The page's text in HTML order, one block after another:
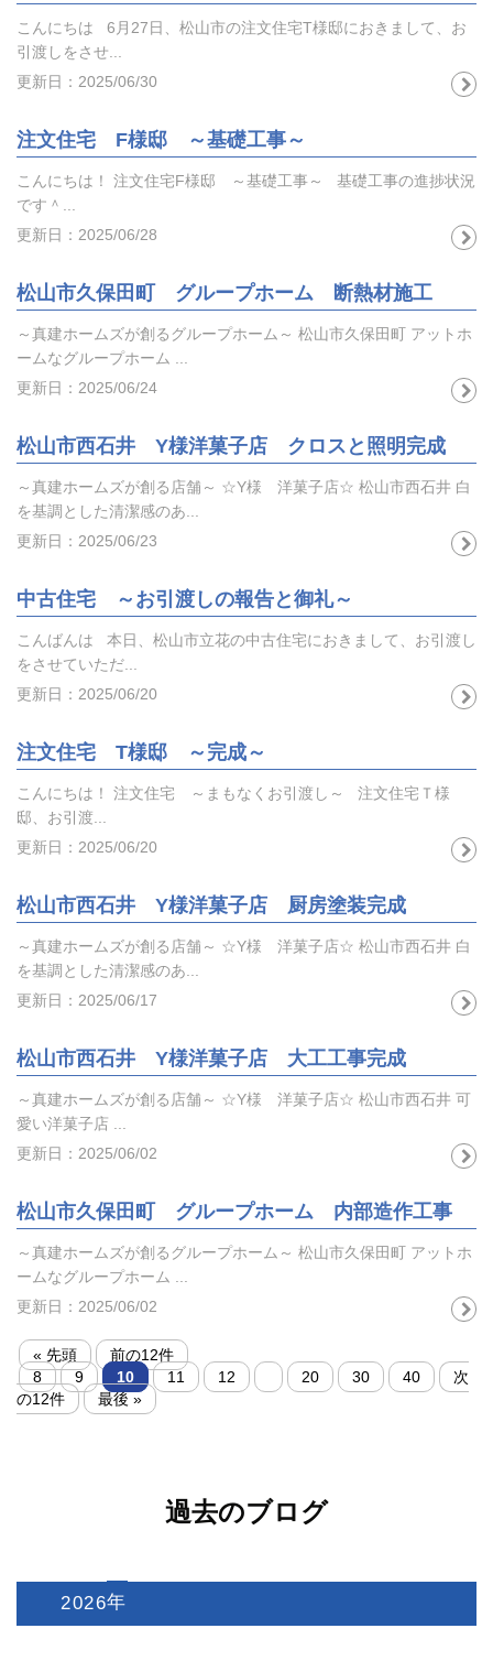
こんにちは 6月27日、松山市の注文住宅T様邸におきまして、お
引渡しをさせ...
更新日：2025/06/30
注文住宅 F様邸 ～基礎工事～
こんにちは！ 注文住宅F様邸 ～基礎工事～ 基礎工事の進捗状況
です＾...
更新日：2025/06/28
松山市久保田町 グループホーム 断熱材施工
～真建ホームズが創るグループホーム～ 松山市久保田町 アットホ
ームなグループホーム ...
更新日：2025/06/24
松山市西石井 Y様洋菓子店 クロスと照明完成
～真建ホームズが創る店舗～ ☆Y様 洋菓子店☆ 松山市西石井 白
を基調とした清潔感のあ...
更新日：2025/06/23
中古住宅 ～お引渡しの報告と御礼～
こんばんは 本日、松山市立花の中古住宅におきまして、お引渡し
をさせていただ...
更新日：2025/06/20
注文住宅 T様邸 ～完成～
こんにちは！ 注文住宅 ～まもなくお引渡し～ 注文住宅Ｔ様
邸、お引渡...
更新日：2025/06/20
松山市西石井 Y様洋菓子店 厨房塗装完成
～真建ホームズが創る店舗～ ☆Y様 洋菓子店☆ 松山市西石井 白
を基調とした清潔感のあ...
更新日：2025/06/17
松山市西石井 Y様洋菓子店 大工工事完成
～真建ホームズが創る店舗～ ☆Y様 洋菓子店☆ 松山市西石井 可
愛い洋菓子店 ...
更新日：2025/06/02
松山市久保田町 グループホーム 内部造作工事
～真建ホームズが創るグループホーム～ 松山市久保田町 アットホ
ームなグループホーム ...
更新日：2025/06/02
« 先頭
前の12件
8
9 10 11 12 20 30 40
次
の12件
最後 »
過去のブログ
2026: